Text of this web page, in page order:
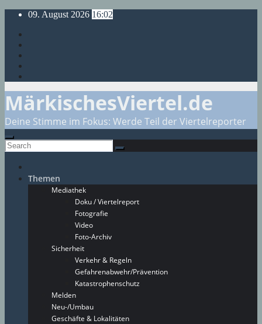
Skip
content
09. August 2026 16:02
MärkischesViertel.de
Deine Stimme im Fokus: Werde Teil der Viertelreporter
Themen
Mediathek
Doku / Viertelreport
Fotografie
Video
Foto-Archiv
Sicherheit
Verkehr & Regeln
Gefahrenabwehr/Prävention
Katastrophenschutz
Melden
Neu-/Umbau
Geschäfte & Lokalitäten